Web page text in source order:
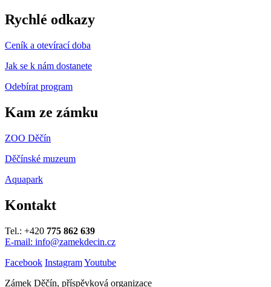
Rychlé odkazy
Ceník a otevírací doba
Jak se k nám dostanete
Odebírat program
Kam ze zámku
ZOO Děčín
Děčínské muzeum
Aquapark
Kontakt
Tel.: +420 775 862 639
E-mail: info@zamekdecin.cz
Facebook InstagramYoutube
Zámek Děčín, příspěvková organizace